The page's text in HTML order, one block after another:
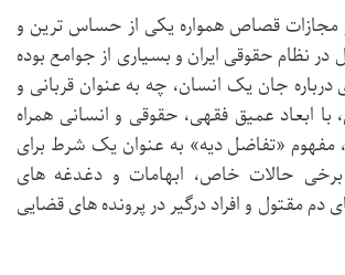
قصاص همواره یکی از حساس ترین و
نظام حقوقی ایران و بسیاری از جوامع بوده
جان یک انسان، چه به عنوان قربانی و
با ابعاد عمیق فقهی، حقوقی و انسانی همراه
مفهوم «تفاضل دیه» به عنوان یک شرط برای
حالات خاص، ابهامات و دغدغه های
دم مقتول و افراد درگیر در پرونده های قضایی